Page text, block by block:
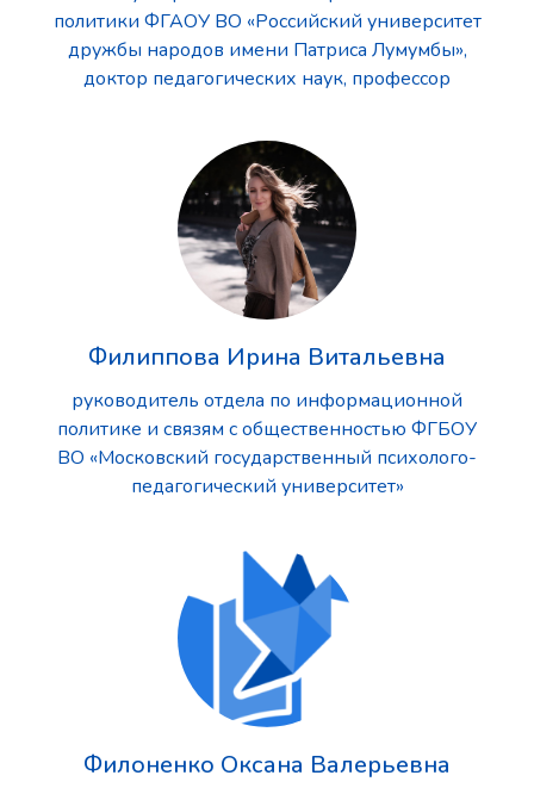
политики ФГАОУ ВО «Российский университет
дружбы народов имени Патриса Лумумбы»,
доктор педагогических наук, профессор
Филиппова Ирина Витальевна
руководитель отдела по информационной
политике и связям с общественностью ФГБОУ
ВО «Московский государственный психолого-
педагогический университет»
Филоненко Оксана Валерьевна